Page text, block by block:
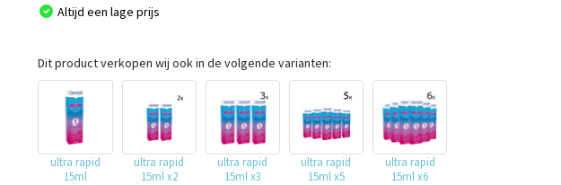
Altijd een lage prijs
Dit product verkopen wij ook in de volgende varianten:
ultra rapid
15ml
ultra rapid
15ml x2
ultra rapid
15ml x3
ultra rapid
15ml x5
ultra rapid
15ml x6